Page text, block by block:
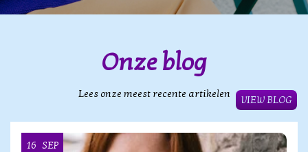
Onze blog
Lees onze meest recente artikelen
VIEW BLOG
16 SEP